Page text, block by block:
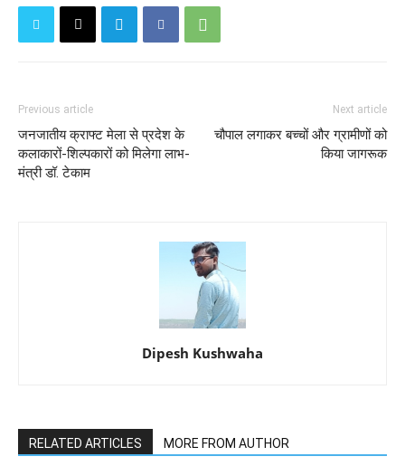
Previous article
जनजातीय क्राफ्ट मेला से प्रदेश के
कलाकारों-शिल्पकारों को मिलेगा लाभ-
मंत्री डॉ. टेकाम
Next article
चौपाल लगाकर बच्चों और ग्रामीणों को
किया जागरूक
Dipesh Kushwaha
RELATED ARTICLES MORE FROM AUTHOR